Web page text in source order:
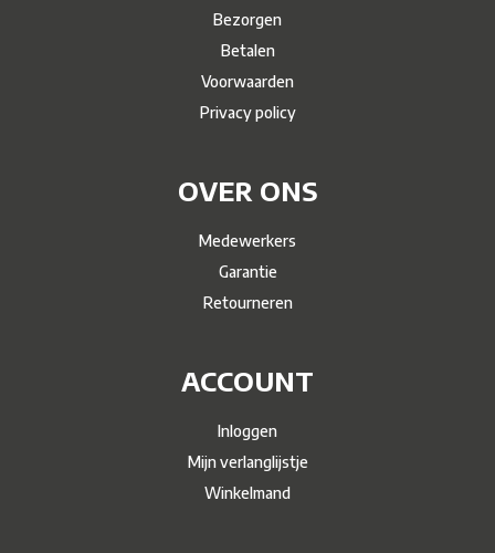
Bezorgen
Betalen
Voorwaarden
Privacy policy
OVER ONS
Medewerkers
Garantie
Retourneren
ACCOUNT
Inloggen
Mijn verlanglijstje
Winkelmand